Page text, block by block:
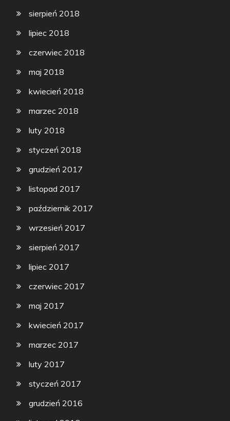
sierpień 2018
lipiec 2018
czerwiec 2018
maj 2018
kwiecień 2018
marzec 2018
luty 2018
styczeń 2018
grudzień 2017
listopad 2017
październik 2017
wrzesień 2017
sierpień 2017
lipiec 2017
czerwiec 2017
maj 2017
kwiecień 2017
marzec 2017
luty 2017
styczeń 2017
grudzień 2016